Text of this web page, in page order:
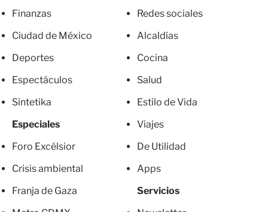
Finanzas
Ciudad de México
Deportes
Espectáculos
Sintetika
Especiales
Foro Excélsior
Crisis ambiental
Franja de Gaza
Redes sociales
Alcaldías
Cocina
Salud
Estilo de Vida
Viajes
De Utilidad
Apps
Servicios